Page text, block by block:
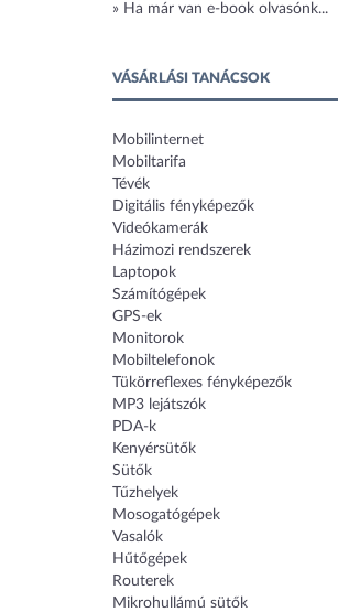
» Ha már van e-book olvasónk...
VÁSÁRLÁSI TANÁCSOK
Mobilinternet
Mobiltarifa
Tévék
Digitális fényképezők
Videókamerák
Házimozi rendszerek
Laptopok
Számítógépek
GPS-ek
Monitorok
Mobiltelefonok
Tükörreflexes fényképezők
MP3 lejátszók
PDA-k
Kenyérsütők
Sütők
Tűzhelyek
Mosogatógépek
Vasalók
Hűtőgépek
Routerek
Mikrohullámú sütők